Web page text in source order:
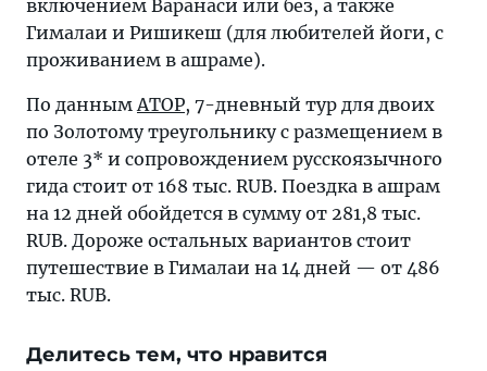
включением Варанаси или без, а также
Гималаи и Ришикеш (для любителей йоги, с
проживанием в ашраме).
По даннымАТОР, 7-дневный тур для двоих
по Золотому треугольнику с размещением в
отеле 3* и сопровождением русскоязычного
гида стоит от 168 тыс. RUB. Поездка в ашрам
на 12 дней обойдется в сумму от 281,8 тыс.
RUB. Дороже остальных вариантов стоит
путешествие в Гималаи на 14 дней — от 486
тыс. RUB.
Делитесь тем, что нравится